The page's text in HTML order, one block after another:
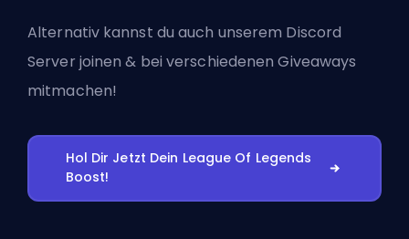
Alternativ kannst du auch unserem Discord
Server joinen & bei verschiedenen Giveaways
mitmachen!
Hol Dir Jetzt Dein League Of Legends
Boost!